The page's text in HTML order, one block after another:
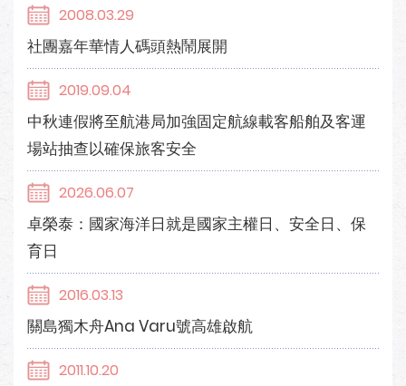
2008.03.29
社團嘉年華情人碼頭熱鬧展開
2019.09.04
中秋連假將至航港局加強固定航線載客船舶及客運
場站抽查以確保旅客安全
2026.06.07
卓榮泰：國家海洋日就是國家主權日、安全日、保
育日
2016.03.13
關島獨木舟Ana Varu號高雄啟航
2011.10.20